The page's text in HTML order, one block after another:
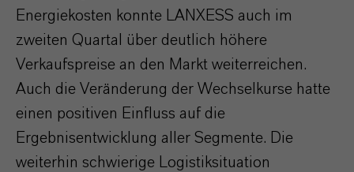
Energiekosten konnte LANXESS auch im
zweiten Quartal über deutlich höhere
Verkaufspreise an den Markt weiterreichen.
Auch die Veränderung der Wechselkurse hatte
einen positiven Einfluss auf die
Ergebnisentwicklung aller Segmente. Die
weiterhin schwierige Logistiksituation